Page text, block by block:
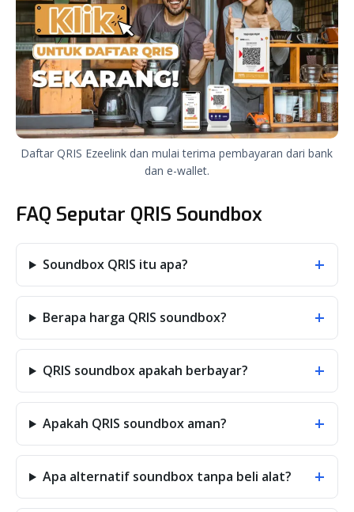
Daftar QRIS Ezeelink dan mulai terima pembayaran dari bank
dan e-wallet.
FAQ Seputar QRIS Soundbox
Soundbox QRIS itu apa? +
Berapa harga QRIS soundbox? +
QRIS soundbox apakah berbayar? +
Apakah QRIS soundbox aman? +
Apa alternatif soundbox tanpa beli alat? +